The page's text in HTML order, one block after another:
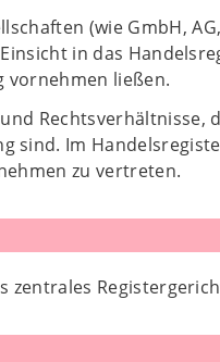
(wie GmbH,
in das
vornehmen ließen.
sind. Im
zu vertreten.
zentrales